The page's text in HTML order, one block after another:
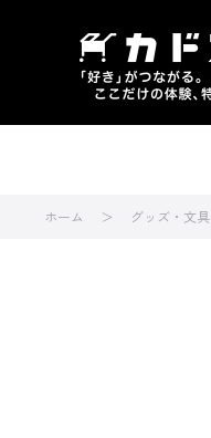
ホーム グッズ・文具